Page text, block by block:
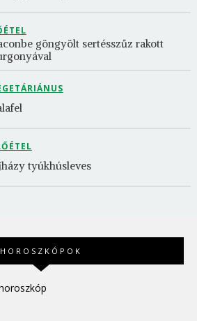
göngyölt sertésszűz rakott
tyúkhúsleves
HOROSZKÓPOK